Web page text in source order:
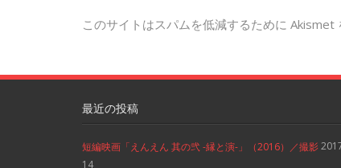
このサイトはスパムを低減するために Akismet
最近の投稿
短編映画「えんえん 其の弐 -縁と演-」（2016）／撮影
14